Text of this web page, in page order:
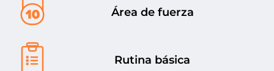
Área de fuerza
Rutina básica